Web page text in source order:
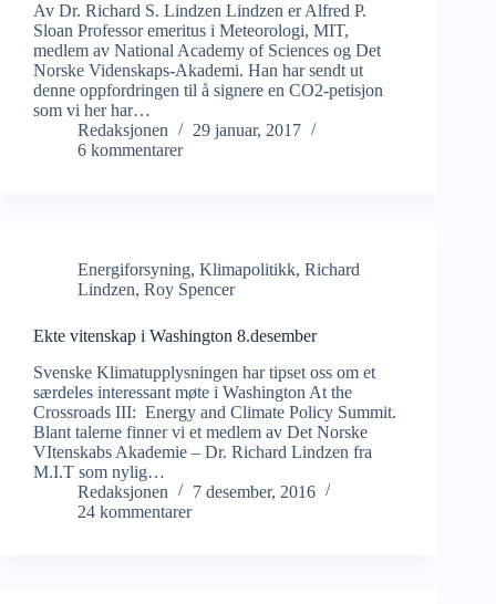
Av Dr. Richard S. Lindzen Lindzen er Alfred P.
Sloan Professor emeritus i Meteorologi, MIT,
medlem av National Academy of Sciences og Det
Norske Videnskaps-Akademi. Han har sendt ut
denne oppfordringen til å signere en CO2-petisjon
som vi her har…
Redaksjonen
29 januar, 2017
6 kommentarer
Energiforsyning, Klimapolitikk, Richard
Lindzen, Roy Spencer
Ekte vitenskap i Washington 8.desember
Svenske Klimatupplysningen har tipset oss om et
særdeles interessant møte i Washington At the
Crossroads III: Energy and Climate Policy Summit.
Blant talerne finner vi et medlem av Det Norske
VItenskabs Akademie – Dr. Richard Lindzen fra
M.I.T som nylig…
Redaksjonen
7 desember, 2016
24 kommentarer